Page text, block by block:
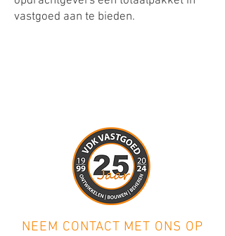
vastgoed aan te bieden.
NEEM CONTACT MET ONS OP